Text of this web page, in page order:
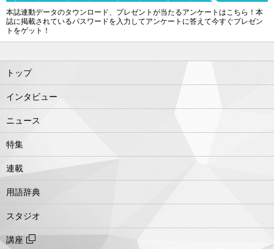
本誌連動データのタウンロード、プレゼントが当たるアンケートはこちら！本
誌に掲載されているパスワードを入力してアンケートに答えて今すぐプレゼン
トをゲット！
トップ
インタビュー
ニュース
特集
連載
用語辞典
スタジオ
講座